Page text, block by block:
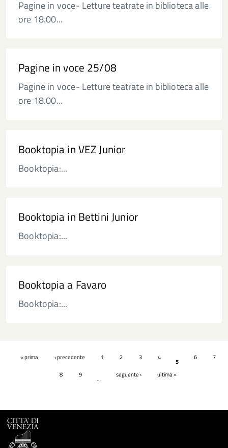
Pagine in voce- Letture teatrate in biblioteca alle
ore 18.00...
Pagine in voce 25/08
Pagine in voce- Letture teatrate in biblioteca alle
ore 18.00...
Booktopia in VEZ Junior
Booktopia:...
Booktopia in Bettini Junior
Booktopia:...
Booktopia a Favaro
Booktopia:...
Pagine« prima ‹ precedente 1 2 3 4
5
6 7
8 9
…
seguente › ultima »